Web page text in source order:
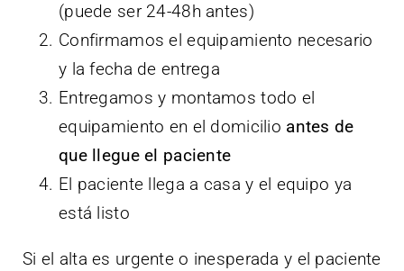
(puede ser 24-48h antes)
Confirmamos el equipamiento necesario
y la fecha de entrega
Entregamos y montamos todo el
equipamiento en el domicilio antes de
que llegue el paciente
El paciente llega a casa y el equipo ya
está listo
Si el alta es urgente o inesperada y el paciente